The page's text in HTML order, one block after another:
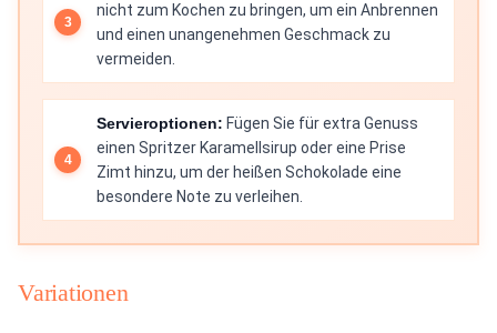
nicht zum Kochen zu bringen, um ein Anbrennen
und einen unangenehmen Geschmack zu
vermeiden.
Servieroptionen: Fügen Sie für extra Genuss
einen Spritzer Karamellsirup oder eine Prise
Zimt hinzu, um der heißen Schokolade eine
besondere Note zu verleihen.
Variationen